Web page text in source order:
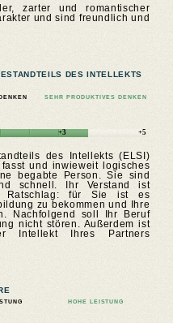
zarter und romantischer
und sind freundlich und
DES INTELLEKTS
SEHR PRODUKTIVES DENKEN
+3 +5
des Intellekts (ELSI)
und inwieweit logisches
begabte Person. Sie sind
schnell. Ihr Verstand ist
Ratschlag: für Sie ist es
zu bekommen und Ihre
Nachfolgend soll Ihr Beruf
nicht stören. Außerdem ist
Ihres Partners
HOHE LEISTUNG